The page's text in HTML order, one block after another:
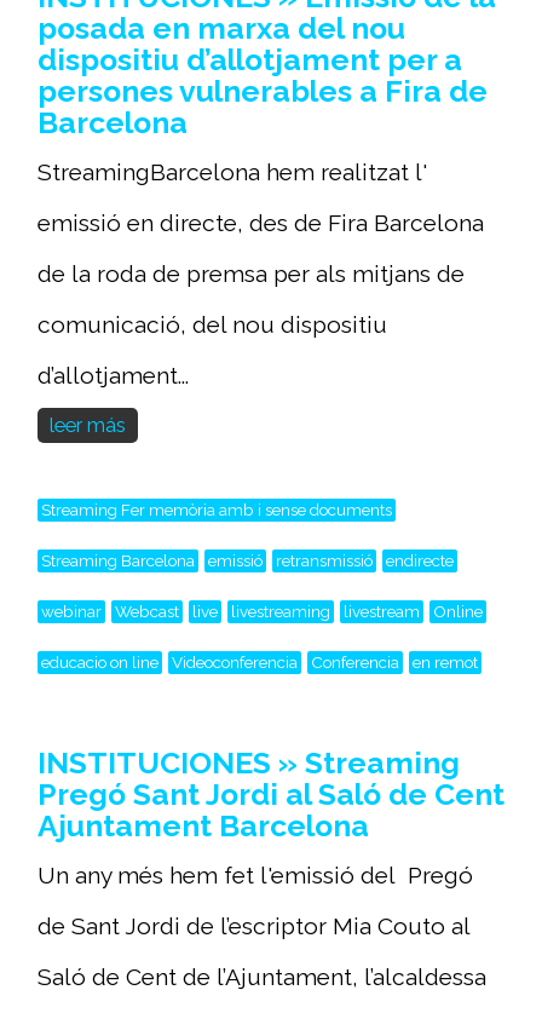
posada en marxa del nou
dispositiu d’allotjament per a
persones vulnerables a Fira de
Barcelona
StreamingBarcelona hem realitzat l'
emissió en directe, des de Fira Barcelona
de la roda de premsa per als mitjans de
comunicació, del nou dispositiu
d’allotjament...
leer más
Streaming Fer memòria amb i sense documents
Streaming Barcelona emissió retransmissió endirecte
webinar Webcast live livestreaming livestream Online
educacio on line Videoconferencia Conferencia en remot
INSTITUCIONES » Streaming
Pregó Sant Jordi al Saló de Cent
Ajuntament Barcelona
Un any més hem fet l'emissió del Pregó
de Sant Jordi de l’escriptor Mia Couto al
Saló de Cent de l’Ajuntament, l’alcaldessa